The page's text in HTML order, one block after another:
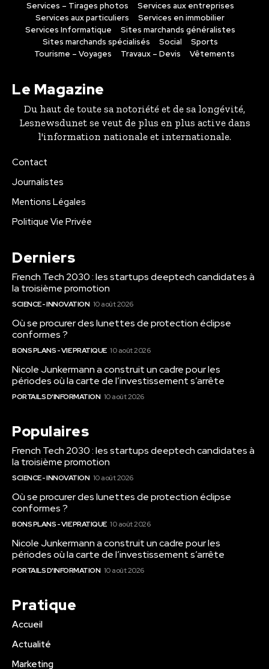
Services – Tirages photos
Services aux entreprises
Services aux particuliers
Services en immobilier
Services Informatique
Sites marchands généralistes
Sites marchands spécialisés
Social
Sports
Tourisme – Voyages
Travaux – Devis Vêtements
Le Magazine
Du haut de toute sa notoriété et de sa longévité,
Lesnewsdunet se veut de plus en plus active dans
l'information nationale et internationale.
Contact
Journalistes
Mentions Légales
Politique Vie Privée
Derniers
French Tech 2030 : les startups deeptech candidates à
la troisième promotion
SCIENCE - INNOVATION 10 août 2026
Où se procurer des lunettes de protection éclipse
conformes ?
BONS PLANS - VIE PRATIQUE 10 août 2026
Nicole Junkermann a construit un cadre pour les
périodes où la carte de l’investissement s’arrête
PORTAILS D'INFORMATION 10 août 2026
Populaires
French Tech 2030 : les startups deeptech candidates à
la troisième promotion
SCIENCE - INNOVATION 10 août 2026
Où se procurer des lunettes de protection éclipse
conformes ?
BONS PLANS - VIE PRATIQUE 10 août 2026
Nicole Junkermann a construit un cadre pour les
périodes où la carte de l’investissement s’arrête
PORTAILS D'INFORMATION 10 août 2026
Pratique
Accueil
Actualité
Marketing